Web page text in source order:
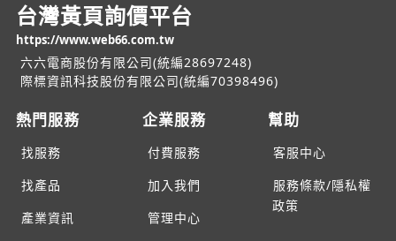
台灣黃頁詢價平台
https://www.web66.com.tw
六六電商股份有限公司(統編28697248)
際標資訊科技股份有限公司(統編70398496)
熱門服務
找服務
找產品
產業資訊
企業服務
付費服務
加入我們
管理中心
幫助
客服中心
服務條款/隱私權
政策